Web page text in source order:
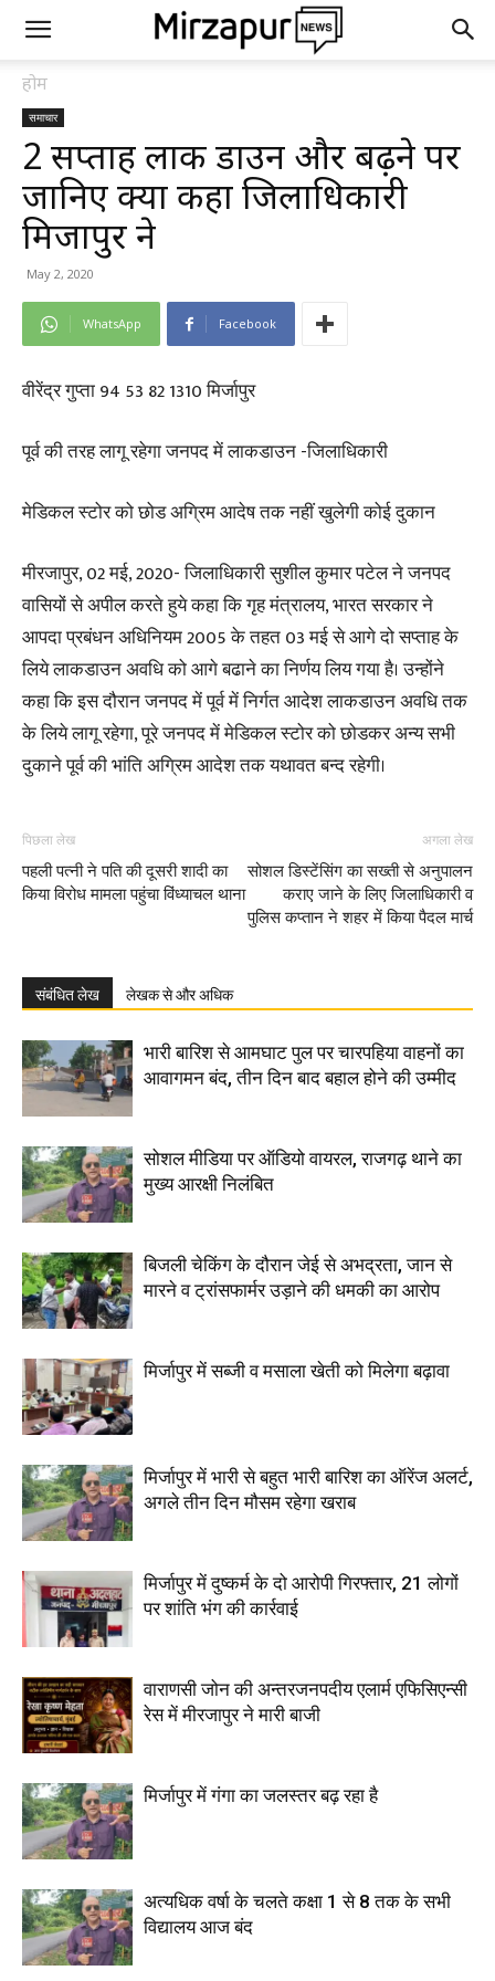
होम
समाचार
2 सप्ताह लाक डाउन और बढ़ने पर
जानिए क्या कहा जिलाधिकारी
मिर्जापुर ने
May 2, 2020
WhatsApp Facebook
वीरेंद्र गुप्ता 94 53 82 1310 मिर्जापुर
पूर्व की तरह लागू रहेगा जनपद में लाकडाउन -जिलाधिकारी
मेडिकल स्टोर को छोड अग्रिम आदेष तक नहीं खुलेगी कोई दुकान
मीरजापुर, 02 मई, 2020- जिलाधिकारी सुशील कुमार पटेल ने जनपद
वासियों से अपील करते हुये कहा कि गृह मंत्रालय, भारत सरकार ने
आपदा प्रबंधन अधिनियम 2005 के तहत 03 मई से आगे दो सप्ताह के
लिये लाकडाउन अवधि को आगे बढाने का निर्णय लिय गया है। उन्होंने
कहा कि इस दौरान जनपद में पूर्व में निर्गत आदेश लाकडाउन अवधि तक
के लिये लागू रहेगा, पूरे जनपद में मेडिकल स्टोर को छोडकर अन्य सभी
दुकाने पूर्व की भांति अग्रिम आदेश तक यथावत बन्द रहेगी।
पिछला लेख
पहली पत्नी ने पति की दूसरी शादी का
किया विरोध मामला पहुंचा विंध्याचल थाना
अगला लेख
सोशल डिस्टेंसिंग का सख्ती से अनुपालन
कराए जाने के लिए जिलाधिकारी व
पुलिस कप्तान ने शहर में किया पैदल मार्च
संबंधित लेख लेखक से और अधिक
भारी बारिश से आमघाट पुल पर चारपहिया वाहनों का
आवागमन बंद, तीन दिन बाद बहाल होने की उम्मीद
सोशल मीडिया पर ऑडियो वायरल, राजगढ़ थाने का
मुख्य आरक्षी निलंबित
बिजली चेकिंग के दौरान जेई से अभद्रता, जान से
मारने व ट्रांसफार्मर उड़ाने की धमकी का आरोप
मिर्जापुर में सब्जी व मसाला खेती को मिलेगा बढ़ावा
मिर्जापुर में भारी से बहुत भारी बारिश का ऑरेंज अलर्ट,
अगले तीन दिन मौसम रहेगा खराब
मिर्जापुर में दुष्कर्म के दो आरोपी गिरफ्तार, 21 लोगों
पर शांति भंग की कार्रवाई
वाराणसी जोन की अन्तरजनपदीय एलार्म एफिसिएन्सी
रेस में मीरजापुर ने मारी बाजी
मिर्जापुर में गंगा का जलस्तर बढ़ रहा है
अत्यधिक वर्षा के चलते कक्षा 1 से 8 तक के सभी
विद्यालय आज बंद